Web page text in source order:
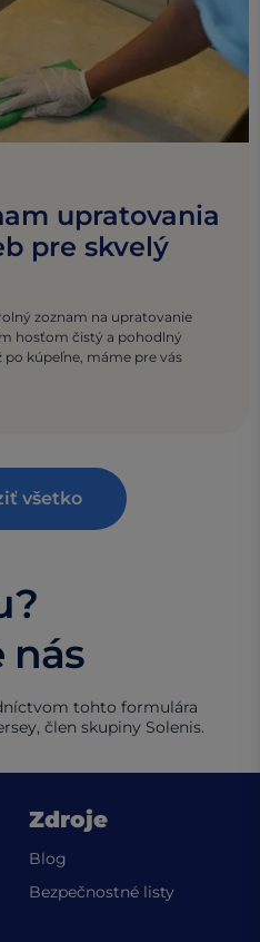
upratovania
pre skvelý
zoznam na upratovanie
hosťom čistý a pohodlný
po kúpeľne, máme pre vás
všetko
nás
tohto formulára
člen skupiny Solenis.
Zdroje
Blog
Bezpečnostné listy